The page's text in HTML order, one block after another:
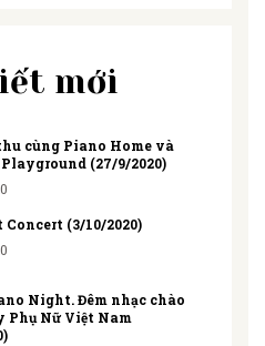
mới
cùng Piano Home và
(27/9/2020)
(3/10/2020)
Night. Đêm nhạc chào
Phụ Nữ Việt Nam